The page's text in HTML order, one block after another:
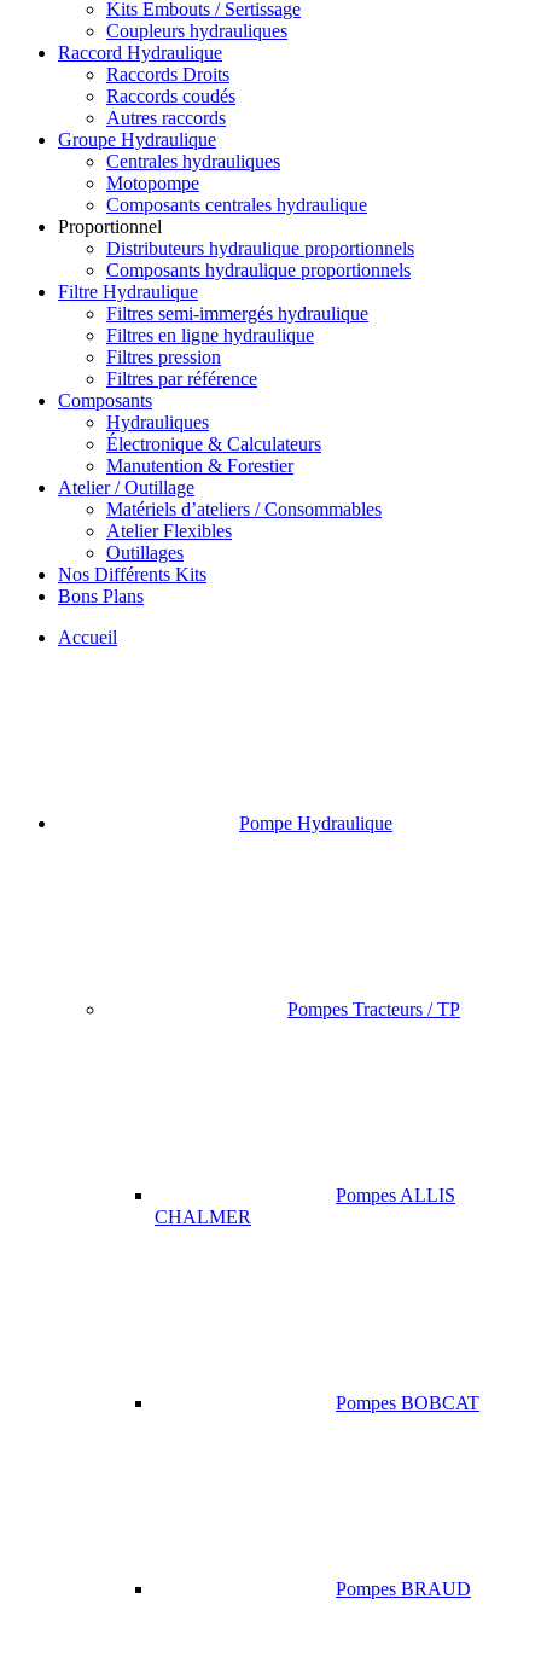
Kits Embouts / Sertissage
Coupleurs hydrauliques
Raccord Hydraulique
Raccords Droits
Raccords coudés
Autres raccords
Groupe Hydraulique
Centrales hydrauliques
Motopompe
Composants centrales hydraulique
Proportionnel
Distributeurs hydraulique proportionnels
Composants hydraulique proportionnels
Filtre Hydraulique
Filtres semi-immergés hydraulique
Filtres en ligne hydraulique
Filtres pression
Filtres par référence
Composants
Hydrauliques
Électronique & Calculateurs
Manutention & Forestier
Atelier / Outillage
Matériels d’ateliers / Consommables
Atelier Flexibles
Outillages
Nos Différents Kits
Bons Plans
Accueil
Pompe Hydraulique
Pompes Tracteurs / TP
Pompes ALLIS
CHALMER
Pompes BOBCAT
Pompes BRAUD